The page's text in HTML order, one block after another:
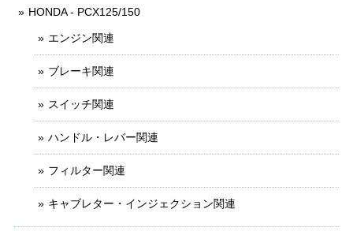
HONDA - PCX125/150
エンジン関連
ブレーキ関連
スイッチ関連
ハンドル・レバー関連
フィルター関連
キャブレター・インジェクション関連